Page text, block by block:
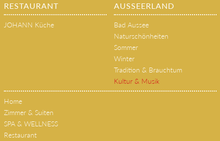
RESTAURANT
JOHANN Küche
AUSSEERLAND
Bad Aussee
Naturschönheiten
Sommer
Winter
Tradition & Brauchtum
Kultur & Musik
Home
Zimmer & Suiten
SPA & WELLNESS
Restaurant